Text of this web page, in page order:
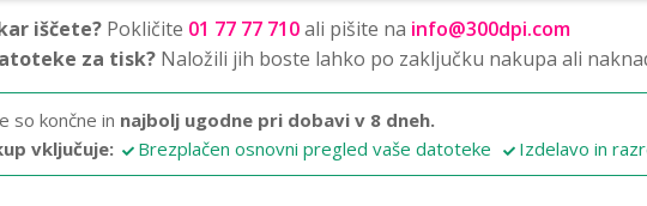
iščete? Pokličite 01 77 77 710ali pišite na info@300dpi.com
za tisk? Naložili jih boste lahko po zaključku nakupa ali
so končne in najbolj ugodne pri dobavi v 8 dneh.
vključuje:
Brezplačen osnovni pregled vaše datoteke Izdelavo in